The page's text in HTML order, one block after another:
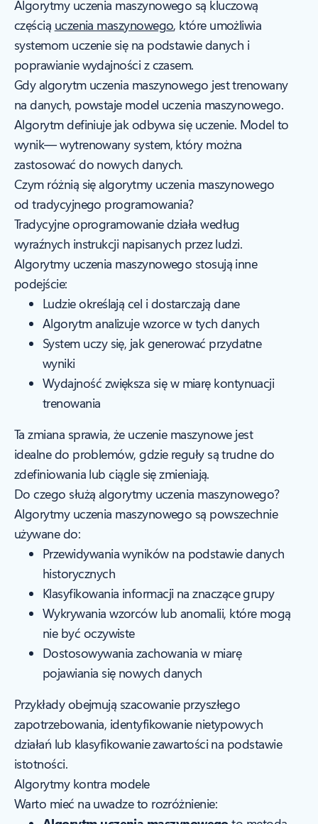
Algorytmy uczenia maszynowego są kluczową
częścią uczenia maszynowego, które umożliwia
systemom uczenie się na podstawie danych i
poprawianie wydajności z czasem.
Gdy algorytm uczenia maszynowego jest trenowany
na danych, powstaje model uczenia maszynowego.
Algorytm definiuje jakodbywa się uczenie. Model to
wynik— wytrenowany system, który można
zastosować do nowych danych.
Czym różnią się algorytmy uczenia maszynowego
od tradycyjnego programowania?
Tradycyjne oprogramowanie działa według
wyraźnych instrukcji napisanych przez ludzi.
Algorytmy uczenia maszynowego stosują inne
podejście:
Ludzie określają cel i dostarczają dane
Algorytm analizuje wzorce w tych danych
System uczy się, jak generować przydatne
wyniki
Wydajność zwiększa się w miarę kontynuacji
trenowania
Ta zmiana sprawia, że uczenie maszynowe jest
idealne do problemów, gdzie reguły są trudne do
zdefiniowania lub ciągle się zmieniają.
Do czego służą algorytmy uczenia maszynowego?
Algorytmy uczenia maszynowego są powszechnie
używane do:
Przewidywania wyników na podstawie danych
historycznych
Klasyfikowania informacji na znaczące grupy
Wykrywania wzorców lub anomalii, które mogą
nie być oczywiste
Dostosowywania zachowania w miarę
pojawiania się nowych danych
Przykłady obejmują szacowanie przyszłego
zapotrzebowania, identyfikowanie nietypowych
działań lub klasyfikowanie zawartości na podstawie
istotności.
Algorytmy kontra modele
Warto mieć na uwadze to rozróżnienie: